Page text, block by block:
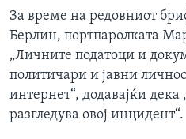
За време на редовниот
Берлин, портпаролката
„Личните податоци и
политичари и јавни
интернет“, додавајќи дека
разгледува овој инцидент“.